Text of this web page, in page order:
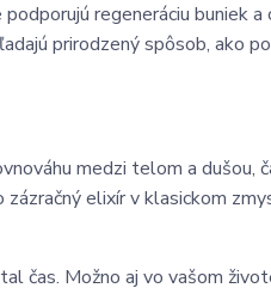
regeneráciu buniek
prirodzený spôsob, ako
medzi telom a dušou,
elixír v klasickom
čas. Možno aj vo vašom